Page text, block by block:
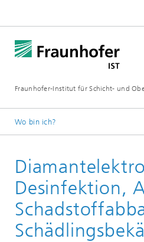
Fraunhofer-Institut für Schicht- und
Wo bin ich?
Kompetenzen
Diamantbasierte Systeme
Desinfektion,